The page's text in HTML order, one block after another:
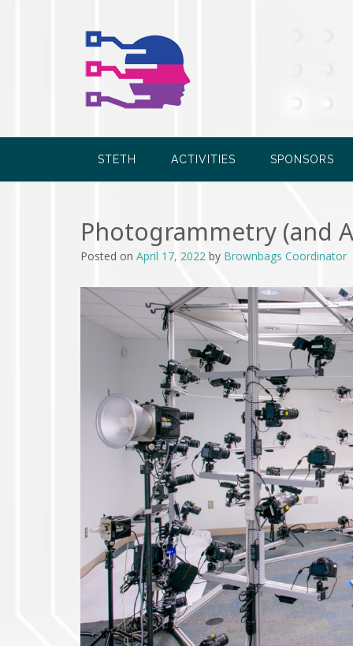
STETH ACTIVITIES SPONSORS
Photogrammetry (and
Posted on April 17, 2022 by Brownbags Coordinator